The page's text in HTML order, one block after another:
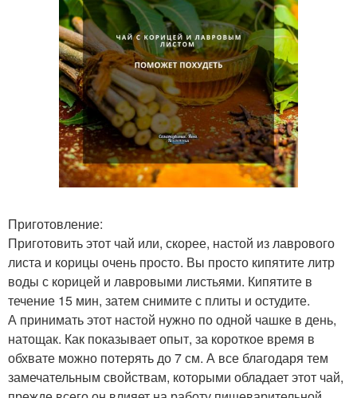
Приготовление:
Приготовить этот чай или, скорее, настой из лаврового
листа и корицы очень просто. Вы просто кипятите литр
воды с корицей и лавровыми листьями. Кипятите в
течение 15 мин, затем снимите с плиты и остудите.
А принимать этот настой нужно по одной чашке в день,
натощак. Как показывает опыт, за короткое время в
обхвате можно потерять до 7 см. А все благодаря тем
замечательным свойствам, которыми обладает этот чай,